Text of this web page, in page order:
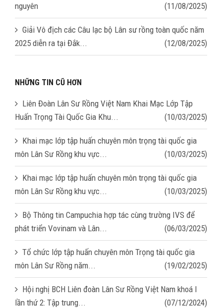
nguyên
(11/08/2025)
Giải Vô địch các Câu lạc bộ Lân sư rồng toàn quốc năm
2025 diễn ra tại Đắk...
(12/08/2025)
NHỮNG TIN CŨ HƠN
Liên Đoàn Lân Sư Rồng Việt Nam Khai Mạc Lớp Tập
Huấn Trọng Tài Quốc Gia Khu...
(10/03/2025)
Khai mạc lớp tập huấn chuyên môn trọng tài quốc gia
môn Lân Sư Rồng khu vực...
(10/03/2025)
Khai mạc lớp tập huấn chuyên môn trọng tài quốc gia
môn Lân Sư Rồng khu vực...
(10/03/2025)
Bộ Thông tin Campuchia hợp tác cùng trường IVS để
phát triển Vovinam và Lân...
(06/03/2025)
Tổ chức lớp tập huấn chuyên môn Trọng tài quốc gia
môn Lân Sư Rồng năm...
(19/02/2025)
Hội nghị BCH Liên đoàn Lân Sư Rồng Việt Nam khoá I
lần thứ 2: Tập trung...
(07/12/2024)